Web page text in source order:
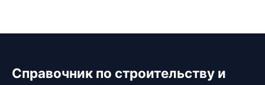
Справочник по строительству и